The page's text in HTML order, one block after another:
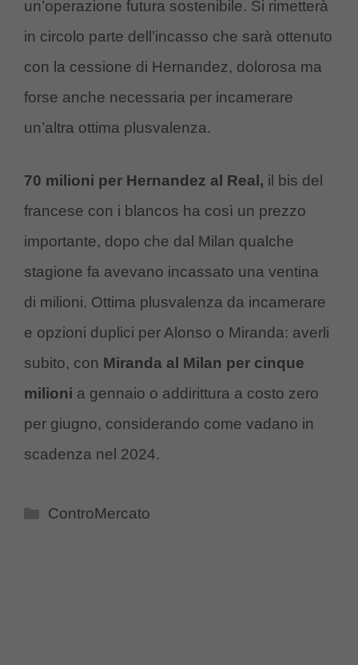
un’operazione futura sostenibile. Si rimetterà
in circolo parte dell’incasso che sarà ottenuto
con la cessione di Hernandez, dolorosa ma
forse anche necessaria per incamerare
un’altra ottima plusvalenza.
70 milioni per Hernandez al Real, il bis del
francese con i blancos ha così un prezzo
importante, dopo che dal Milan qualche
stagione fa avevano incassato una ventina
di milioni. Ottima plusvalenza da incamerare
e opzioni duplici per Alonso o Miranda: averli
subito, con Miranda al Milan per cinque
milioni a gennaio o addirittura a costo zero
per giugno, considerando come vadano in
scadenza nel 2024.
Categorie
ControMercato